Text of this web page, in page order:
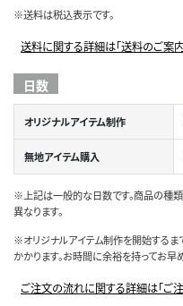
※送料は税込表示です。
送料に関する詳細は「送料のご案内
日数
オリジナルアイテム制作
無地アイテム購入
※上記は一般的な日数です。商品の種類
異なります。
※オリジナルアイテム制作を開始する
かかります。お時間に余裕を持ってお早
ご注文の流れに関する詳細は「ご